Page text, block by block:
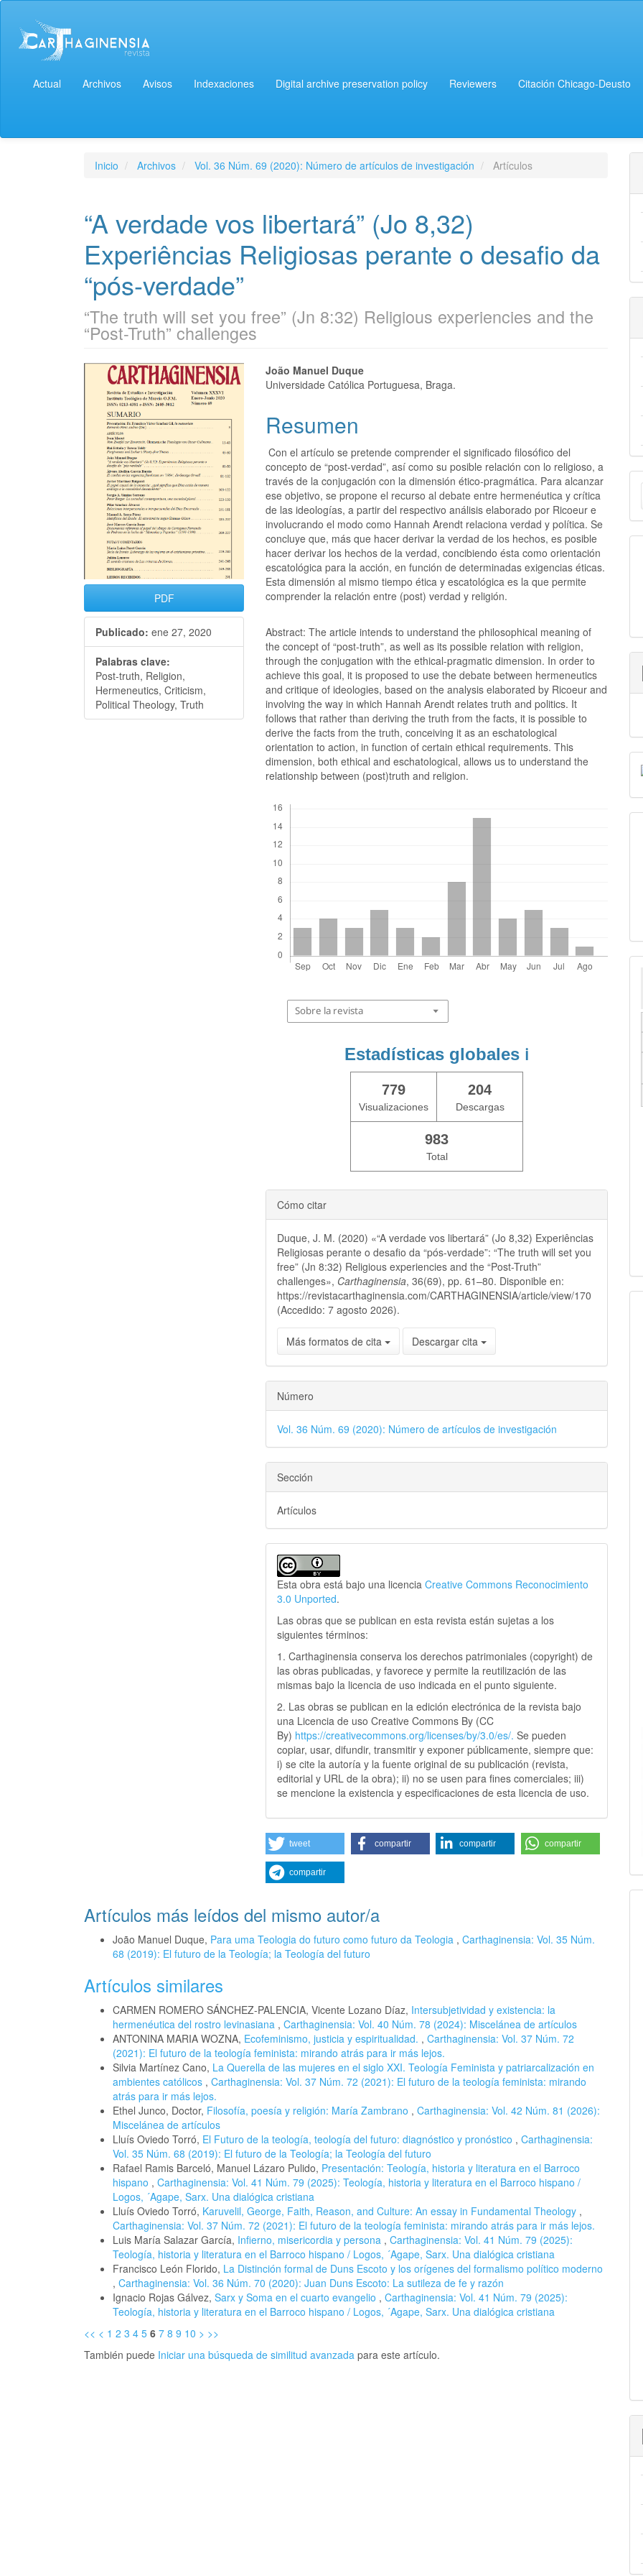
Actual Archivos Avisos Indexaciones Digital archive preservation policy Reviewers Citación Chicago-Deusto
Inicio Archivos Vol. 36 Núm. 69 (2020): Número de artículos de investigación Artículos
“A verdade vos libertará” (Jo 8,32)
Experiências Religiosas perante o desafio da
“pós-verdade”
“The truth will set you free” (Jn 8:32) Religious experiencies and the
“Post-Truth” challenges
PDF
Publicado: ene 27, 2020
Palabras clave:
Post-truth, Religion,
Hermeneutics, Criticism,
Political Theology, Truth
João Manuel Duque
Universidade Católica Portuguesa, Braga.
Resumen
Con el artículo se pretende comprender el significado filosófico del
concepto de “post-verdad”, así como su posible relación con lo religioso, a
través de la conjugación con la dimensión ético-pragmática. Para alcanzar
ese objetivo, se propone el recurso al debate entre hermenéutica y crítica
de las ideologías, a partir del respectivo análisis elaborado por Ricoeur e
involucrando el modo como Hannah Arendt relaciona verdad y política. Se
concluye que, más que hacer derivar la verdad de los hechos, es posible
hacer derivar los hechos de la verdad, concibiendo ésta como orientación
escatológica para la acción, en función de determinadas exigencias éticas.
Esta dimensión al mismo tiempo ética y escatológica es la que permite
comprender la relación entre (post) verdad y religión.
Abstract: The article intends to understand the philosophical meaning of
the concept of “post-truth”, as well as its possible relation with religion,
through the conjugation with the ethical-pragmatic dimension. In order to
achieve this goal, it is proposed to use the debate between hermeneutics
and critique of ideologies, based on the analysis elaborated by Ricoeur and
involving the way in which Hannah Arendt relates truth and politics. It
follows that rather than deriving the truth from the facts, it is possible to
derive the facts from the truth, conceiving it as an eschatological
orientation to action, in function of certain ethical requirements. This
dimension, both ethical and eschatological, allows us to understand the
relationship between (post)truth and religion.
Sobre la revista
Estadísticas globales ℹ️
779
Visualizaciones
204
Descargas
983
Total
Cómo citar
Duque, J. M. (2020) «“A verdade vos libertará” (Jo 8,32) Experiências
Religiosas perante o desafio da “pós-verdade”: “The truth will set you
free” (Jn 8:32) Religious experiencies and the “Post-Truth”
challenges», Carthaginensia, 36(69), pp. 61–80. Disponible en:
https://revistacarthaginensia.com/CARTHAGINENSIA/article/view/170
(Accedido: 7 agosto 2026).
Más formatos de cita Descargar cita
Número
Vol. 36 Núm. 69 (2020): Número de artículos de investigación
Sección
Artículos
Esta obra está bajo una licenciaCreative Commons Reconocimiento
3.0 Unported.
Las obras que se publican en esta revista están sujetas a los
siguientes términos:
1. Carthaginensia conserva los derechos patrimoniales (copyright) de
las obras publicadas, y favorece y permite la reutilización de las
mismas bajo la licencia de uso indicada en el punto siguiente.
2. Las obras se publican en la edición electrónica de la revista bajo
una Licencia de uso Creative Commons By (CC
By) https://creativecommons.org/licenses/by/3.0/es/.Se pueden
copiar, usar, difundir, transmitir y exponer públicamente, siempre que:
i) se cite la autoría y la fuente original de su publicación (revista,
editorial y URL de la obra); ii) no se usen para fines comerciales; iii)
se mencione la existencia y especificaciones de esta licencia de uso.
tweet compartir compartir compartir
compartir
Artículos más leídos del mismo autor/a
João Manuel Duque, Para uma Teologia do futuro como futuro da Teologia , Carthaginensia: Vol. 35 Núm.
68 (2019): El futuro de la Teología; la Teología del futuro
Artículos similares
CARMEN ROMERO SÁNCHEZ-PALENCIA, Vicente Lozano Díaz, Intersubjetividad y existencia: la
hermenéutica del rostro levinasiana , Carthaginensia: Vol. 40 Núm. 78 (2024): Miscelánea de artículos
ANTONINA MARIA WOZNA, Ecofeminismo, justicia y espiritualidad. , Carthaginensia: Vol. 37 Núm. 72
(2021): El futuro de la teología feminista: mirando atrás para ir más lejos.
Silvia Martínez Cano, La Querella de las mujeres en el siglo XXI. Teología Feminista y patriarcalización en
ambientes católicos , Carthaginensia: Vol. 37 Núm. 72 (2021): El futuro de la teología feminista: mirando
atrás para ir más lejos.
Ethel Junco, Doctor, Filosofía, poesía y religión: María Zambrano , Carthaginensia: Vol. 42 Núm. 81 (2026):
Miscelánea de artículos
Lluís Oviedo Torró, El Futuro de la teología, teología del futuro: diagnóstico y pronóstico , Carthaginensia:
Vol. 35 Núm. 68 (2019): El futuro de la Teología; la Teología del futuro
Rafael Ramis Barceló, Manuel Lázaro Pulido, Presentación: Teología, historia y literatura en el Barroco
hispano , Carthaginensia: Vol. 41 Núm. 79 (2025): Teología, historia y literatura en el Barroco hispano /
Logos, ´Agape, Sarx. Una dialógica cristiana
Lluís Oviedo Torró, Karuvelil, George, Faith, Reason, and Culture: An essay in Fundamental Theology ,
Carthaginensia: Vol. 37 Núm. 72 (2021): El futuro de la teología feminista: mirando atrás para ir más lejos.
Luis María Salazar García, Infierno, misericordia y persona , Carthaginensia: Vol. 41 Núm. 79 (2025):
Teología, historia y literatura en el Barroco hispano / Logos, ´Agape, Sarx. Una dialógica cristiana
Francisco León Florido, La Distinción formal de Duns Escoto y los orígenes del formalismo político moderno
, Carthaginensia: Vol. 36 Núm. 70 (2020): Juan Duns Escoto: La sutileza de fe y razón
Ignacio Rojas Gálvez, Sarx y Soma en el cuarto evangelio , Carthaginensia: Vol. 41 Núm. 79 (2025):
Teología, historia y literatura en el Barroco hispano / Logos, ´Agape, Sarx. Una dialógica cristiana
<< < 1 2 3 4 5 6 7 8 9 10 > >>
También puede Iniciar una búsqueda de similitud avanzada para este artículo.